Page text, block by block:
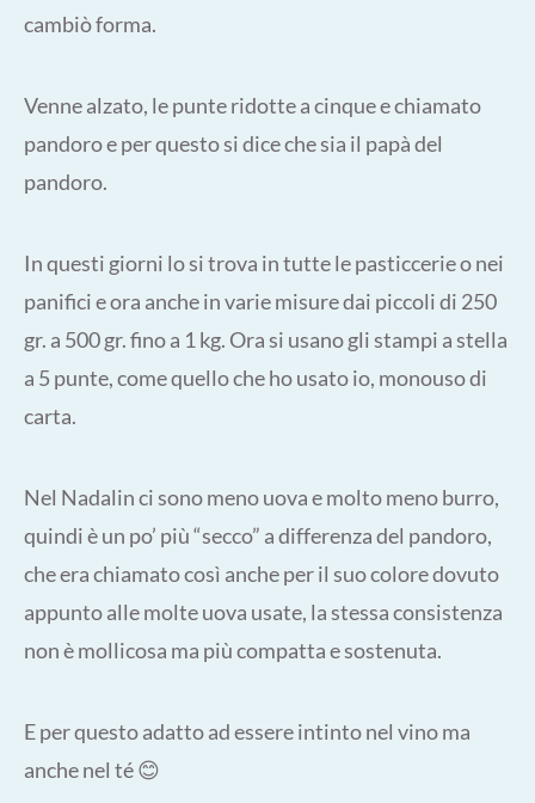
cambiò forma.
Venne alzato, le punte ridotte a cinque e chiamato
pandoro e per questo si dice che sia il papà del
pandoro.
In questi giorni lo si trova in tutte le pasticcerie o nei
panifici e ora anche in varie misure dai piccoli di 250
gr. a 500 gr. fino a 1 kg. Ora si usano gli stampi a stella
a 5 punte, come quello che ho usato io, monouso di
carta.
Nel Nadalin ci sono meno uova e molto meno burro,
quindi è un po’ più “secco” a differenza del pandoro,
che era chiamato così anche per il suo colore dovuto
appunto alle molte uova usate, la stessa consistenza
non è mollicosa ma più compatta e sostenuta.
E per questo adatto ad essere intinto nel vino ma
anche nel té 😊